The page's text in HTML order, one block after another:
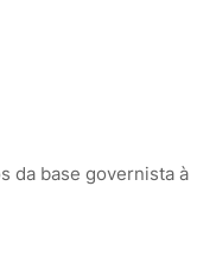
da base governista à